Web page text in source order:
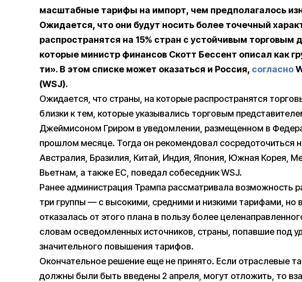
масштабные тарифы на импорт, чем предполагалось
Ожидается, что они будут носить более точечный
распространятся на 15% стран с устойчивым
которые министр финансов Скотт Бессент описал как
ти». В этом списке может оказаться и Россия, согласно
(WSJ).
Ожидается, что страны, на которые распространятся
близки к тем, которые указывались торговым
Джеймисоном Гриром в уведомлении, размещенном в
прошлом месяце. Тогда он рекомендовал сосредоточиться
Австралия, Бразилия, Китай, Индия, Япония, Южная Корея,
Вьетнам, а также ЕС, поведал собеседник WSJ.
Ранее администрация Трампа рассматривала возможность
три группы — с высокими, средними и низкими тарифами, но
отказалась от этого плана в пользу более
словам осведомленных источников, страны, попавшие под
значительного повышения тарифов.
Окончательное решение еще не принято. Если отраслевые
должны были быть введены 2 апреля, могут отложить, то